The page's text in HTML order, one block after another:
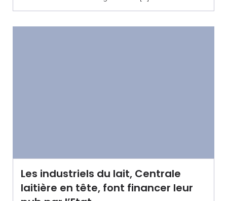
Les industriels du lait, Centrale
laitière en tête, font financer leur